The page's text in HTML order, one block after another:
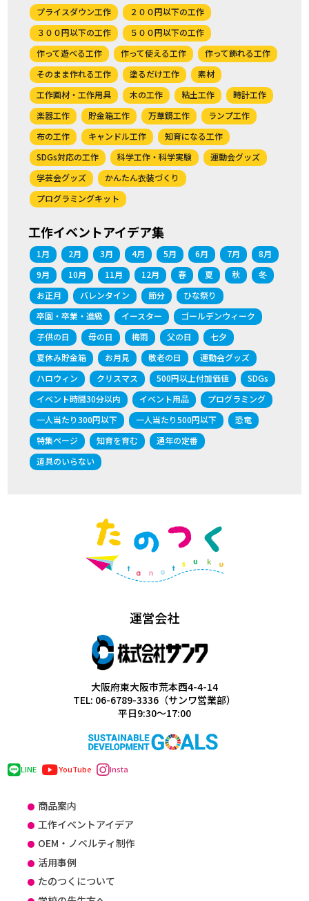
プライスダウン工作
２００円以下の工作
３００円以下の工作
５００円以下の工作
作って遊べる工作
作って使える工作
作って飾れる工作
そのまま作れる工作
塗るだけ工作
素材
工作画材・工作用具
木の工作 粘土工作
時計工作
楽器工作
貯金箱工作 万華鏡工作
ランプ工作
布の工作
キャンドル工作
知育になる工作
SDGs対応の工作
科学工作・科学実験
運動会グッズ
学芸会グッズ
かんたん衣装づくり
プログラミングキット
工作イベントアイデア集
1月 2月 3月 4月 5月 6月 7月
8月
9月
10月 11月 12月 春 夏 秋
冬
お正月
バレンタイン 節分
ひな祭り
卒園・卒業・進級
イースター
ゴールデンウィーク
子供の日
母の日 梅雨 父の日
七夕
夏休み貯金箱
お月見 敬老の日
運動会グッズ
ハロウィン
クリスマス 500円以上付加価値
SDGs
イベント時間30分以内
イベント用品
プログラミング
一人当たり300円以下
一人当たり500円以下
恐竜
特集ページ
知育を育む
通年の定番
道具のいらない
運営会社
大阪府東大阪市荒本西4-4-14
TEL: 06-6789-3336（サンワ営業部）
平日9:30～17:00
LINE YouTube Insta
商品案内
工作イベントアイデア
OEM・ノベルティ制作
活用事例
たのつくについて